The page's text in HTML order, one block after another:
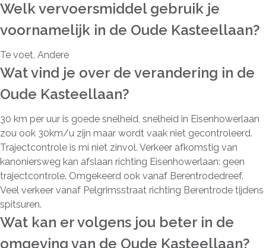
Welk vervoersmiddel gebruik je
voornamelijk in de Oude Kasteellaan?
Te voet, Andere
Wat vind je over de verandering in de
Oude Kasteellaan?
30 km per uur is goede snelheid, snelheid in Eisenhowerlaan
zou ook 30km/u zijn maar wordt vaak niet gecontroleerd.
Trajectcontrole is mi niet zinvol. Verkeer afkomstig van
kanoniersweg kan afslaan richting Eisenhowerlaan: geen
trajectcontrole. Omgekeerd ook vanaf Berentrodedreef.
Veel verkeer vanaf Pelgrimsstraat richting Berentrode tijdens
spitsuren.
Wat kan er volgens jou beter in de
omgeving van de Oude Kasteellaan?